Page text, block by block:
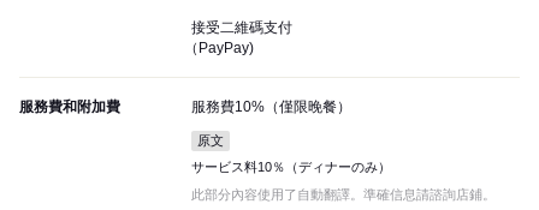
接受二維碼支付
（PayPay)
服務費和附加費 服務費10%（僅限晚餐）
原文
サービス料10％（ディナーのみ）
此部分內容使用了自動翻譯。準確信息請諮詢店鋪。